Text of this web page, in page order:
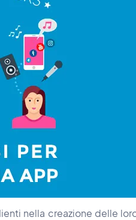
nella creazione delle